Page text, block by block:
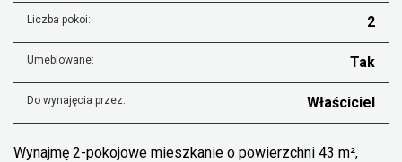
Liczba pokoi: 2
Umeblowane: Tak
Do wynajęcia przez: Właściciel
Wynajmę 2-pokojowe mieszkanie o powierzchni 43 m²,